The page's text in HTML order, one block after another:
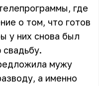
где
о том, что готов
у них снова был
мужу
а именно